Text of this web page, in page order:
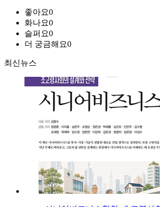
좋아요0
화나요0
슬퍼요0
더 궁금해요0
최신뉴스